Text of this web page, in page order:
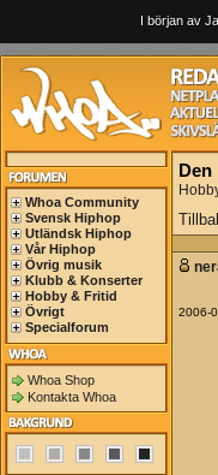
I början av
Whoa Community
Svensk Hiphop
Utländsk Hiphop
Vår Hiphop
Övrig musik
Klubb & Konserter
Hobby & Fritid
Övrigt
Specialforum
Whoa Shop
Kontakta Whoa
Den
2006-